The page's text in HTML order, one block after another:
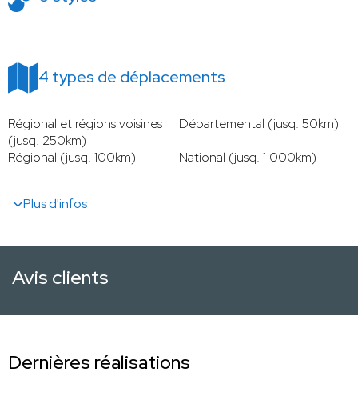
4 types de déplacements
Régional et régions voisines
(jusq. 250km)
Départemental (jusq. 50km)
Régional (jusq. 100km)
National (jusq. 1 000km)
Plus d'infos
Avis clients
Dernières réalisations